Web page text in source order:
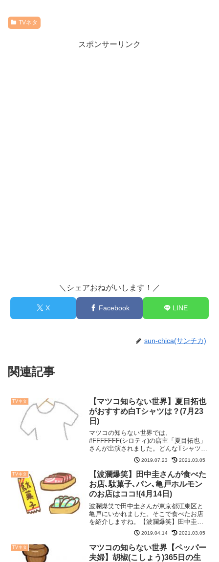
TVネタ
スポンサーリンク
＼シェアおねがいします！／
X Facebook LINE
sun-chica(サンチカ)
関連記事
TVネタ
【マツコ知らない世界】夏目拓也
がおすすめ白Tシャツは？(7月23
日)
マツコの知らない世界では、
#FFFFFFF(シロティ)の店主「夏目拓也」
さんが出演されました。どんなTシャツが
あるのか教えてくれたので、紹介します
ね。【マツコ知らない世界】夏目拓也が
おすすめする白Tシャツは?フーズメイキ
ング ポケットTシャ...
2019.07.23 2021.03.05
TVネタ
【波瀾爆笑】田中圭さんが食べた
お店､駄菓子､パン､亀戸ホルモン
のお店はココ!(4月14日)
波瀾爆笑で田中圭さんが東京都江東区と
亀戸にいかれました。そこで食べたお店
を紹介しますね。【波瀾爆笑】田中圭さ
んが東京都江東区で食べたお店大島は、
西大島・大島・東大島と分かれていて広
いそうです。大島中央銀座商店街 駄菓
子屋「ひよこ」小さい頃は...
2019.04.14 2021.03.05
TVネタ
マツコの知らない世界【ペッパー
夫婦】胡椒(こしょう)365日の生